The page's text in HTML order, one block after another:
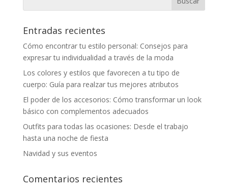
Entradas recientes
Cómo encontrar tu estilo personal: Consejos para
expresar tu individualidad a través de la moda
Los colores y estilos que favorecen a tu tipo de
cuerpo: Guía para realzar tus mejores atributos
El poder de los accesorios: Cómo transformar un look
básico con complementos adecuados
Outfits para todas las ocasiones: Desde el trabajo
hasta una noche de fiesta
Navidad y sus eventos
Comentarios recientes